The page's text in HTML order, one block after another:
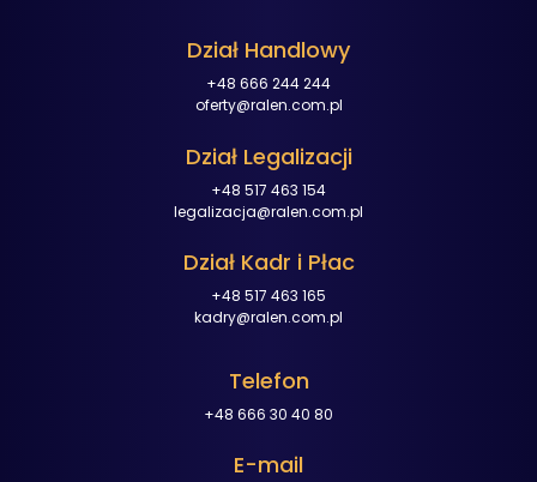
Dział Handlowy
+48 666 244 244
oferty@ralen.com.pl
Dział Legalizacji
+48 517 463 154
legalizacja@ralen.com.pl
Dział Kadr i Płac
+48 517 463 165
kadry@ralen.com.pl
Telefon
+48 666 30 40 80
E-mail